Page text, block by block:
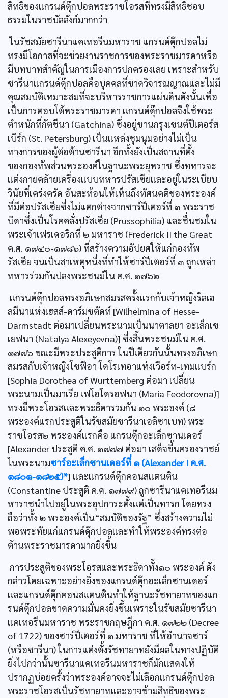
สิทธิของแกรนด์ดุ๊กปอลพระราชโอรสที่ทรงมีสิทธิชอบ
ธรรมในราชบัลลังก์มากกว่า
ในรัชสมัยซารีนาแคเทอรีนมหาราช แกรนด์ดุ๊กปอลไม่
ทรงมีโอกาสที่จะช่วยงานราชการของพระราชมารดาหรือ
มีบทบาทสำคัญในการเมืองการปกครองเลย เพราะสำหรับ
ซารีนาแกรนด์ดุ๊กปอลคือบุคคลที่ขาดวิจารณญาณและไม่มี
คุณสมบัติเหมาะสมที่จะบริหารราชการแผ่นดินดังนั้นเพื่อ
เป็นการตอบโต้พระราชมารดา แกรนด์ดุ๊กปอลจึงใช้พระ
ตำหนักที่กัตชีนา (Gatchina) ซึ่งอยู่ชานกรุงเซนต์ปีเตอร์ส
เบิร์ก (St. Petersburg) เป็นแหล่งชุมนุมอย่างไม่เป็น
ทางการของผู้ต่อต้านซารีนา อีกทั้งยังเป็นสถานที่ตั้ง
ของกองทัพส่วนพระองค์ในฐานะพระยุพราช ซึ่งทหารจะ
แต่งกายคล้ายเครื่องแบบทหารปรัสเซียและอยู่ในระเบียบ
วินัยที่เคร่งครัด อันสะท้อนให้เห็นถึงทัศนคติของพระองค์
ที่มีต่อปรัสเซียซึ่งไม่แตกต่างจากซาร์ปีเตอร์ที่ ๓ พระราช
บิดาซึ่งเป็นโรคคลั่งปรัสเซีย (Prussophilia) และชื่นชมใน
พระเจ้าเฟรเดอริกที่ ๒ มหาราช (Frederick II the Great
ค.ศ. ๑๗๔๐-๑๗๘๖) ที่สร้างความอัปยศให้แก่กองทัพ
รัสเซีย จนเป็นสาเหตุหนึ่งที่ทำให้ซาร์ปีเตอร์ที่ ๓ ถูกเหล่า
ทหารร่วมกันปลงพระชนม์ใน ค.ศ. ๑๗๖๒
แกรนด์ดุ๊กปอลทรงอภิเษกสมรสครั้งแรกกับเจ้าหญิงริลเฮ
ลมีนาแห่งเฮสส์-ดาร์มชตัดท์ [Wilhelmina of Hesse-
Darmstadt ต่อมาเปลี่ยนพระนามเป็นนาตาลยา อะเล็กเซ
เยฟนา (Natalya Alexeyevna)] ซึ่งสิ้นพระชนม์ใน ค.ศ.
๑๗๗๖ ขณะมีพระประสูติการ ในปีเดียวกันนั้นทรงอภิเษก
สมรสกับเจ้าหญิงโซฟีอา โดโรเทอาแห่งเวือร์ท-เทมแบร์ก
[Sophia Dorothea of Wurttemberg ต่อมา เปลี่ยน
พระนามเป็นมาเรีย เฟโอโดรอฟนา (Maria Feodorovna)]
ทรงมีพระโอรสและพระธิดารวมกัน ๑๐ พระองค์ (๘
พระองค์แรกประสูติในรัชสมัยซารีนาเอลิซาเบท) พระ
ราชโอรส๒ พระองค์แรกคือ แกรนดุ๊กอะเล็กซานเดอร์
[Alexander ประสูติ ค.ศ. ๑๗๗๗ ต่อมา เสด็จขึ้นครองราชย์
ไนพระนามซาร์อะเล็กซานเดอร์ที่ ๑ (Alexander I ค.ศ.
๑๘๐๑-๑๘๒๕)*] และแกรนด์ดุ๊กคอนสแตนติน
(Constantine ประสูติ ค.ศ. ๑๗๗๙) ถูกซารีนาแคเทอรีนม
หาราชนำไปอยู่ในพระอุปการะตั้งแต่เป็นทารก โดยทรง
ถือว่าทั้ง ๒ พระองค์เป็น“สมบัติของรัฐ” ซึ่งสร้างความไม่
พอพระทัยแก่แกรนด์ดุ๊กปอลและทำให้พระองค์ทรงต่อ
ต้านพระราชมารดามากยิ่งขึ้น
การประสูติของพระโอรสและพระธิดาทั้ง๑๐ พระองค์ ดัง
กล่าวโดยเฉพาะอย่างยิ่งของแกรนด์ดุ๊กอะเล็กซานเดอร์
และแกรนด์ดุ๊กคอนสแตนตินทำให้ฐานะรัชทายาทของแก
รนด์ดุ๊กปอลขาดความมั่นคงยิ่งขึ้นเพราะในรัชสมัยซารีนา
แคเทอรีนมหาราช พระราชกฤษฎีกา ค.ศ. ๑๗๒๒ (Decree
of 1722) ของซาร์ปีเตอร์ที่ ๑ มหาราช ที่ให้อำนาจซาร์
(หรือซารีนา) ในการแต่งตั้งรัชทายาทยังมีผลในทางปฏิบัติ
ยิ่งไปกว่านั้นซารีนาแคเทอรีนมหาราชก็มักแสดงให้
ปรากฏบ่อยครั้งว่าพระองค์อาจจะไม่เลือกแกรนด์ดุ๊กปอล
พระราชโอรสเป็นรัชทายาทและอาจข้ามสิทธิของพระ